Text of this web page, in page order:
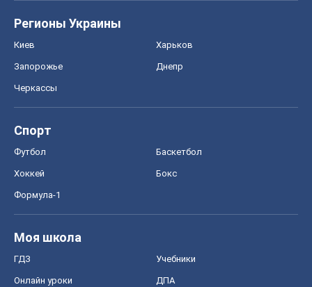
Регионы Украины
Киев Харьков
Запорожье Днепр
Черкассы
Спорт
Футбол Баскетбол
Хоккей Бокс
Формула-1
Моя школа
ГДЗ Учебники
Онлайн уроки ДПА